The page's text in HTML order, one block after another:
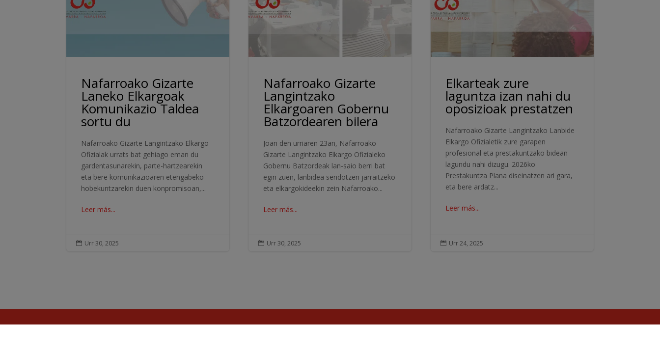
Nafarroako Gizarte
Laneko Elkargoak
Komunikazio Taldea
sortu du
Nafarroako Gizarte Langintzako Elkargo
Ofizialak urrats bat gehiago eman du
gardentasunarekin, parte-hartzearekin
eta bere komunikazioaren etengabeko
hobekuntzarekin duen konpromisoan,...
Leer más...
 Urr 30, 2025
Nafarroako Gizarte
Langintzako
Elkargoaren Gobernu
Batzordearen bilera
Joan den urriaren 23an, Nafarroako
Gizarte Langintzako Elkargo Ofizialeko
Gobernu Batzordeak lan-saio berri bat
egin zuen, lanbidea sendotzen jarraitzeko
eta elkargokideekin zein Nafarroako...
Leer más...
 Urr 30, 2025
Elkarteak zure
laguntza izan nahi du
oposizioak prestatzen
Nafarroako Gizarte Langintzako Lanbide
Elkargo Ofizialetik zure garapen
profesional eta prestakuntzako bidean
lagundu nahi dizugu. 2026ko
Prestakuntza Plana diseinatzen ari gara,
eta bere ardatz...
Leer más...
 Urr 24, 2025